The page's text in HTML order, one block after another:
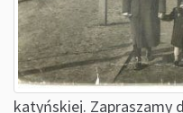
katyńskiej. Zapraszamy